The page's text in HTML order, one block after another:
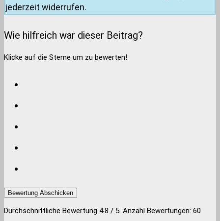
jederzeit widerrufen.
Wie hilfreich war dieser Beitrag?
Klicke auf die Sterne um zu bewerten!
Bewertung Abschicken
Durchschnittliche Bewertung 4.8 / 5. Anzahl Bewertungen: 60